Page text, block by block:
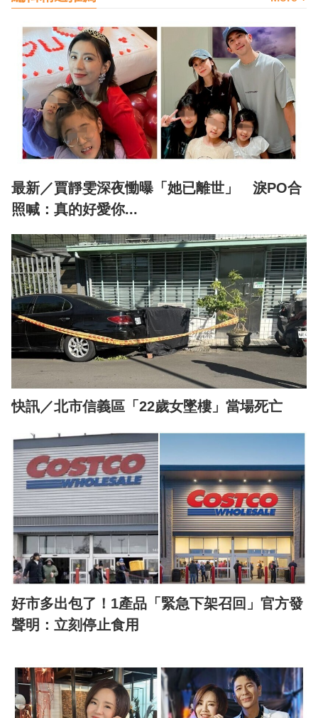
最新／賈靜雯深夜慟曝「她已離世」 淚PO合
照喊：真的好愛你...
快訊／北市信義區「22歲女墜樓」當場死亡
好市多出包了！1產品「緊急下架召回」官方發
聲明：立刻停止食用